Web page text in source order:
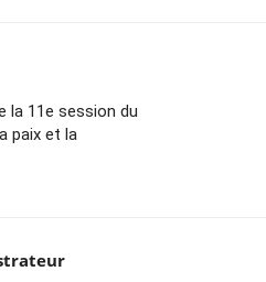
la 11e session du
paix et la